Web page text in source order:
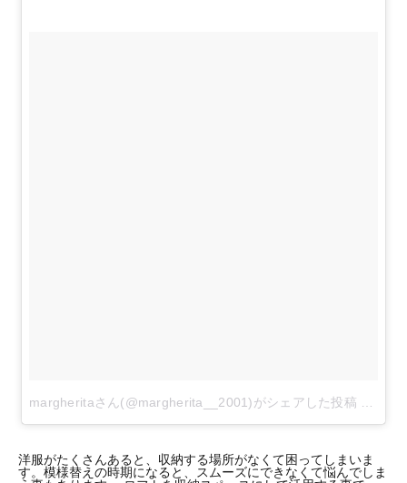
margheritaさん(@margherita__2001)がシェアした投稿
洋服がたくさんあると、収納する場所がなくて困ってしまいま
す。模様替えの時期になると、スムーズにできなくて悩んでしま